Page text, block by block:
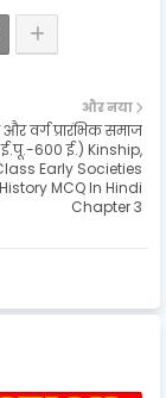
और नया
वर्ग प्रारंभिक समाज
600 ई.) Kinship,
Early Societies
MCQ In Hindi
Chapter 3